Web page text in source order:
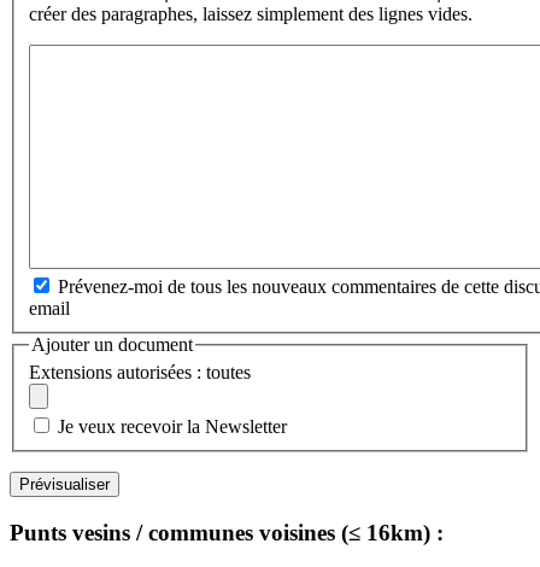
créer des paragraphes, laissez simplement des lignes vides.
Prévenez-moi de tous les nouveaux commentaires de cette
email
Ajouter un document
Extensions autorisées : toutes
Je veux recevoir la Newsletter
Punts vesins / communes voisines (≤ 16km) :